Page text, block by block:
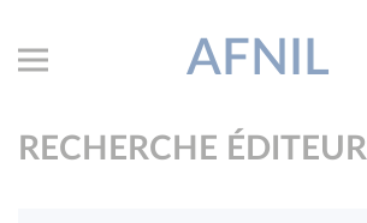
AFNIL
RECHERCHE ÉDITEUR